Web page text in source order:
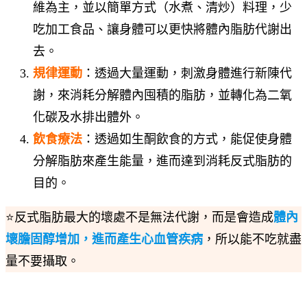
維為主，並以簡單方式（水煮、清炒）料理，少
吃加工食品、讓身體可以更快將體內脂肪代謝出
去。
規律運動 ：透過大量運動，刺激身體進行新陳代
謝，來消耗分解體內囤積的脂肪，並轉化為二氧
化碳及水排出體外。
飲食療法 ：透過如生酮飲食的方式，能促使身體
分解脂肪來產生能量，進而達到消耗反式脂肪的
目的。
⭐反式脂肪最大的壞處不是無法代謝，而是會造成體內
壞膽固醇增加，進而產生心血管疾病 ，所以能不吃就盡
量不要攝取。